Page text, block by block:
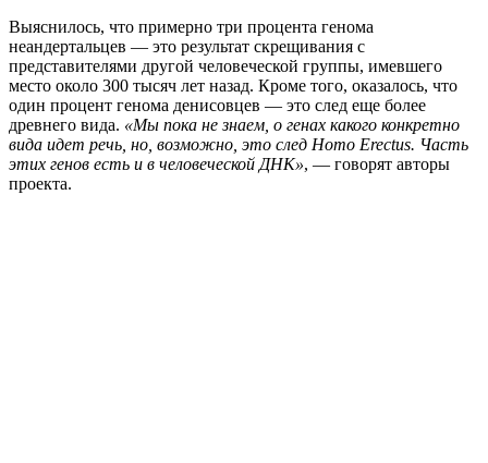
Выяснилось, что примерно три процента генома
неандертальцев — это результат скрещивания с
представителями другой человеческой группы, имевшего
место около 300 тысяч лет назад. Кроме того, оказалось, что
один процент генома денисовцев — это след еще более
древнего вида. «Мы пока не знаем, о генах какого конкретно
вида идет речь, но, возможно, это след Homo Erectus. Часть
этих генов есть и в человеческой ДНК», — говорят авторы
проекта.